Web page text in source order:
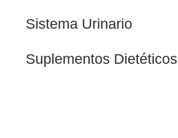
Sistema Urinario
Suplementos Dietéticos